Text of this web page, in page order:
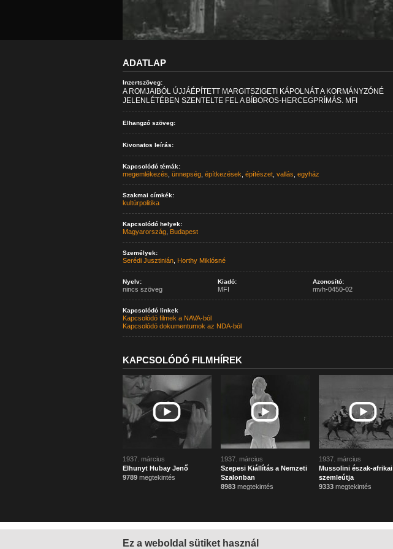
ADATLAP
Inzertszöveg:
A ROMJAIBÓL ÚJJÁÉPÍTETT MARGITSZIGETI KÁPOLNÁT A KORMÁNYZÓNÉ
JELENLÉTÉBEN SZENTELTE FEL A BÍBOROS-HERCEGPRÍMÁS. MFI
Elhangzó szöveg:
Kivonatos leírás:
Kapcsolódó témák:
megemlékezés ünnepség, építkezések építészet, vallás egyház
Szakmai címkék:
kultúrpolitika
Kapcsolódó helyek:
Magyarország, Budapest
Személyek:
Serédi Jusztinián, Horthy Miklósné
Nyelv:
nincs szöveg
Kiadó:
MFI
Azonosító:
mvh-0450-02
Kapcsolódó linkek
Kapcsolódó filmek a NAVA-ból
Kapcsolódó dokumentumok az NDA-ból
KAPCSOLÓDÓ FILMHÍREK
1937. március
Elhunyt Hubay Jenő
9789megtekintés
1937. március
Szepesi Kiállítás a Nemzeti
Szalonban
8983megtekintés
1937. március
Mussolini észak-afrikai
szemleútja
9333megtekintés
Ez a weboldal sütiket használ